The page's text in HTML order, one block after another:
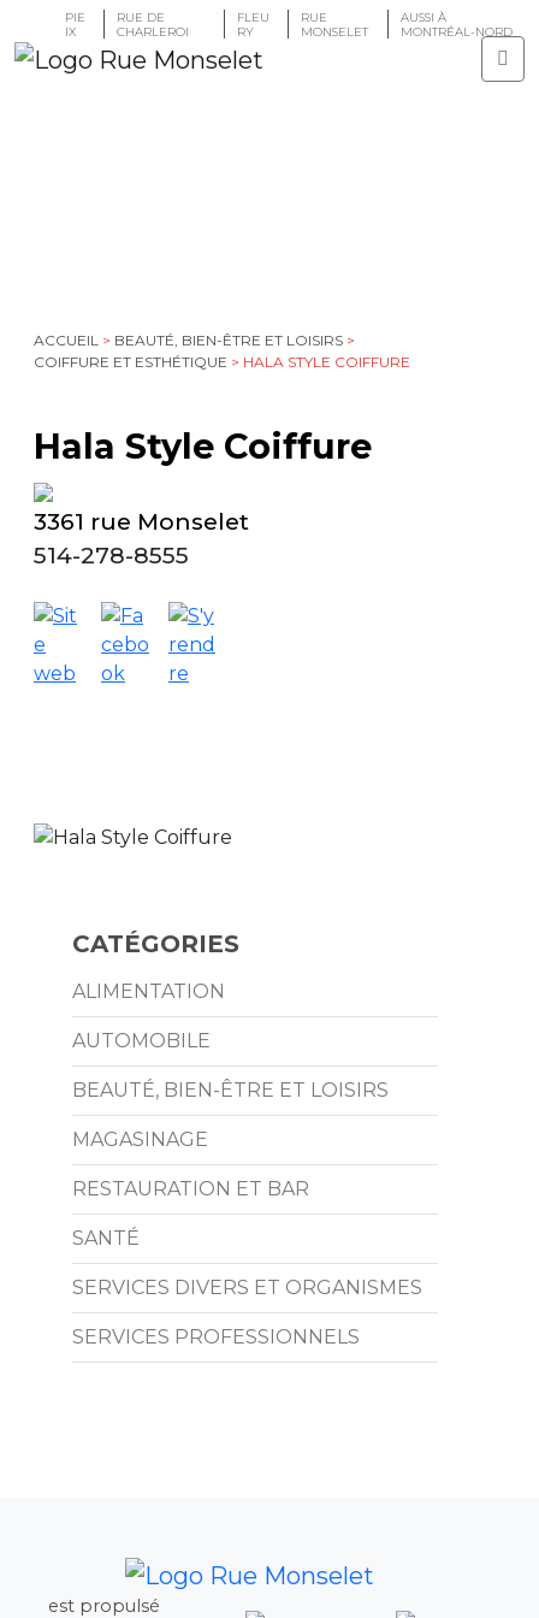
PIE
IX
RUE DE
CHARLEROI
FLEU
RY
RUE
MONSELET
AUSSI À
MONTRÉAL-NORD
ACCUEIL > BEAUTÉ, BIEN-ÊTRE ET LOISIRS >
COIFFURE ET ESTHÉTIQUE > HALA STYLE COIFFURE
Hala Style Coiffure
3361 rue Monselet
514-278-8555
CATÉGORIES
ALIMENTATION
AUTOMOBILE
BEAUTÉ, BIEN-ÊTRE ET LOISIRS
MAGASINAGE
RESTAURATION ET BAR
SANTÉ
SERVICES DIVERS ET ORGANISMES
SERVICES PROFESSIONNELS
est propulsé